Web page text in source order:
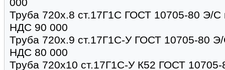
000
Труба 720х.8 ст.17Г1С ГОСТ 10705-80 Э/С
НДС 90 000
Труба 720х.9 ст.17Г1С-У ГОСТ 10705-80
НДС 80 000
Труба 720х10 ст.17Г1С-У К52 ГОСТ